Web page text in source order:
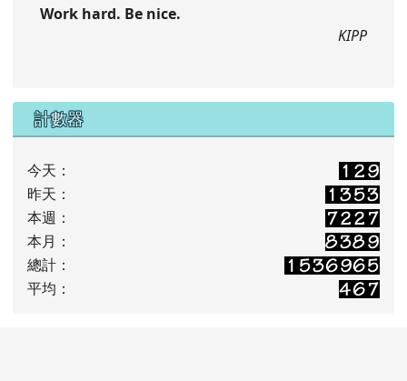
Work hard. Be nice.
KIPP
計數器
今天：
昨天：
本週：
本月：
總計：
平均：